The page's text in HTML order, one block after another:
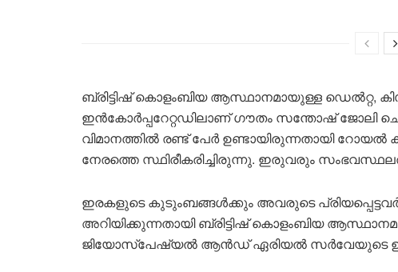
ബ്രിട്ടിഷ് കൊളംബിയ ആസ്ഥാനമായുള്ള ഡെൽറ്റ,
ഇൻ‌കോർപ്പറേറ്റഡിലാണ് ഗൗതം സന്തോഷ് ജോലി
വിമാനത്തിൽ രണ്ട് പേർ ഉണ്ടായിരുന്നതായി
നേരത്തെ സ്ഥിരീകരിച്ചിരുന്നു. ഇരുവരും
ഇരകളുടെ കുടുംബങ്ങൾക്കും അവരുടെ
അറിയിക്കുന്നതായി ബ്രിട്ടിഷ് കൊളംബിയ
ജിയോസ്പേഷ്യൽ ആൻഡ് ഏരിയൽ സർവേയുടെ